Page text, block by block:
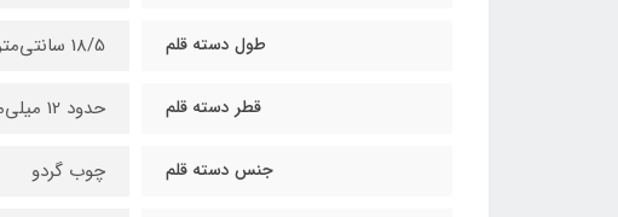
طول دسته قلم 18/5 سانتی‌متر (طول دسته قلم 15 سانتی متر و طول نوک 3/5 سانتی متر)
قطر دسته قلم حدود 12 میلی‌متر
جنس دسته قلم چوب گردو